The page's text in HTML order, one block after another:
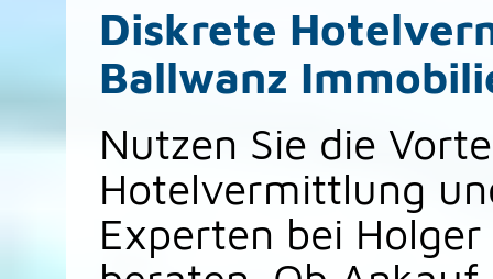
Diskrete
Ballwanz
Nutzen Sie die
Hotelvermittlung
Experten bei